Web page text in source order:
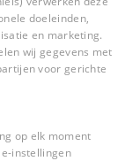
doeleinden,
en marketing.
wij gegevens met
voor gerichte
op elk moment
instellingen